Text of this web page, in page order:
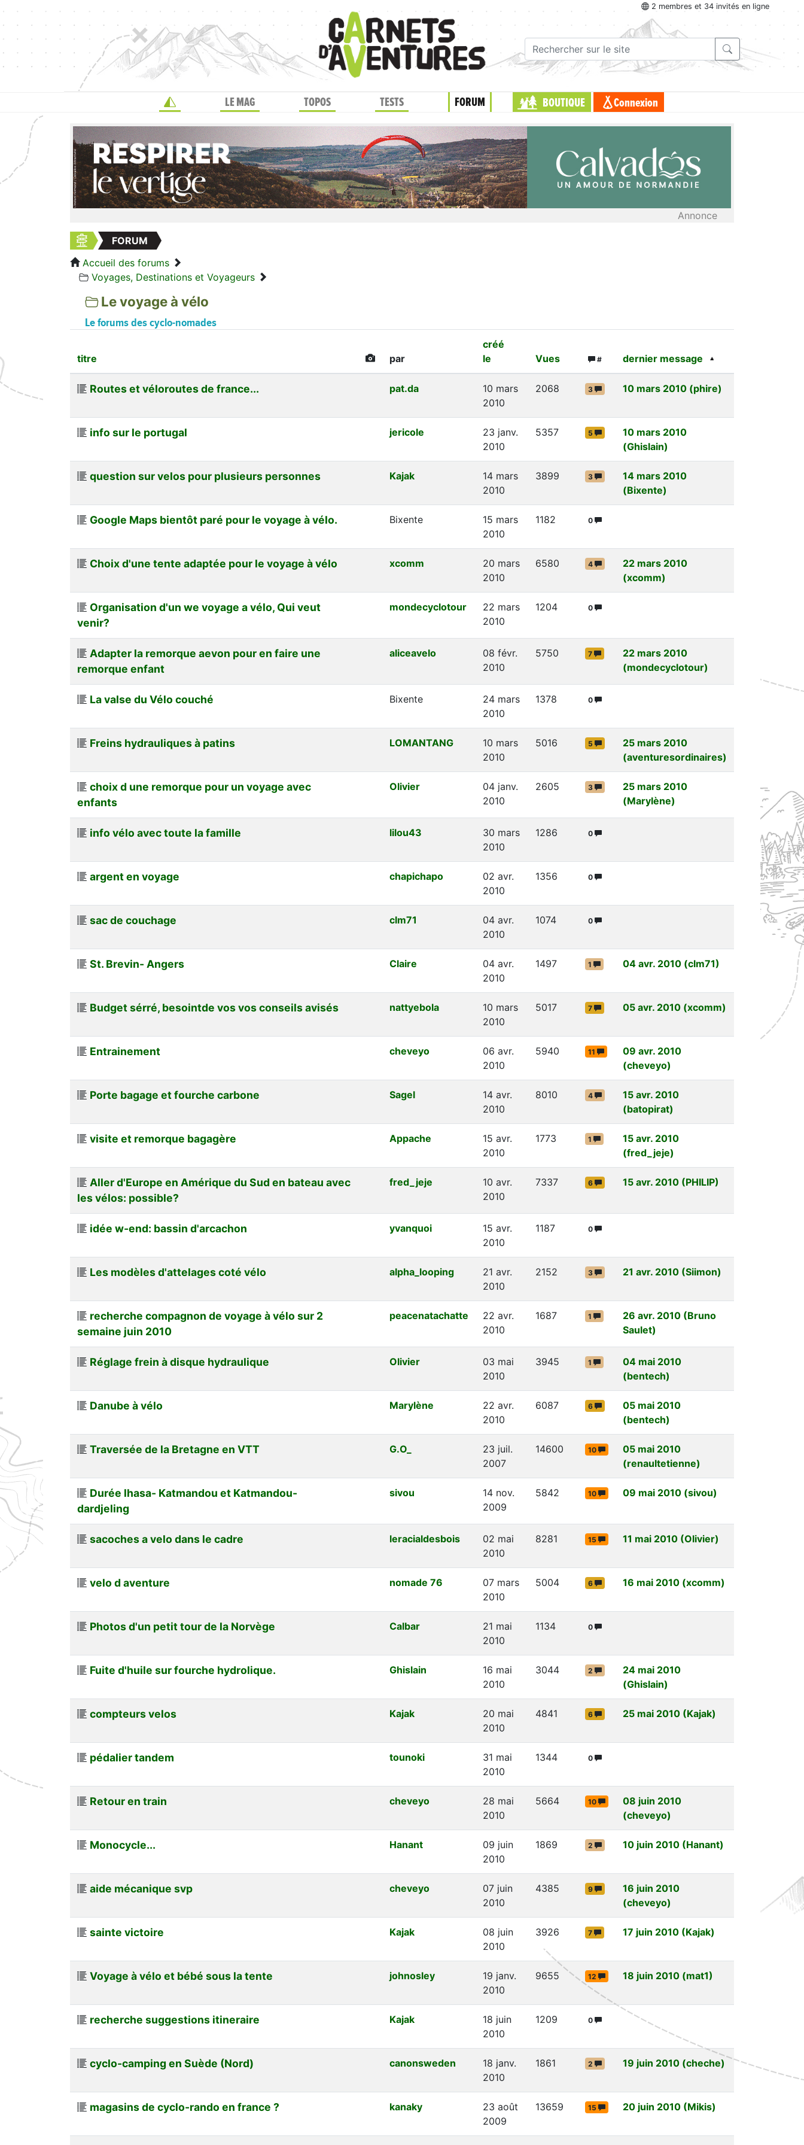
2 membres et 34 invités en ligne
LE MAG TOPOS TESTS FORUM BOUTIQUE Connexion
Annonce
FORUM
Accueil des forums
Voyages, Destinations et Voyageurs
Le voyage à vélo
Le forums des cyclo-nomades
titre par
créé
le
Vues # dernier message
Routes et véloroutes de france... pat.da
10 mars
2010
2068 3 10 mars 2010 (phire)
info sur le portugal jericole
23 janv.
2010
5357 5
10 mars 2010
(Ghislain)
question sur velos pour plusieurs personnes Kajak
14 mars
2010
3899 3
14 mars 2010
(Bixente)
Google Maps bientôt paré pour le voyage à vélo. Bixente
15 mars
2010
1182 0
Choix d'une tente adaptée pour le voyage à vélo xcomm
20 mars
2010
6580 4
22 mars 2010
(xcomm)
Organisation d'un we voyage a vélo, Qui veut
venir?
mondecyclotour
22 mars
2010
1204 0
Adapter la remorque aevon pour en faire une
remorque enfant
aliceavelo
08 févr.
2010
5750 7
22 mars 2010
(mondecyclotour)
La valse du Vélo couché Bixente
24 mars
2010
1378 0
Freins hydrauliques à patins LOMANTANG
10 mars
2010
5016 5
25 mars 2010
(aventuresordinaires)
choix d une remorque pour un voyage avec
enfants
Olivier
04 janv.
2010
2605 3
25 mars 2010
(Marylène)
info vélo avec toute la famille lilou43
30 mars
2010
1286 0
argent en voyage chapichapo
02 avr.
2010
1356 0
sac de couchage clm71
04 avr.
2010
1074 0
St. Brevin- Angers Claire
04 avr.
2010
1497 1 04 avr. 2010 (clm71)
Budget sérré, besointde vos vos conseils avisés nattyebola
10 mars
2010
5017 7 05 avr. 2010 (xcomm)
Entrainement cheveyo
06 avr.
2010
5940 11
09 avr. 2010
(cheveyo)
Porte bagage et fourche carbone Sagel
14 avr.
2010
8010 4
15 avr. 2010
(batopirat)
visite et remorque bagagère Appache
15 avr.
2010
1773 1
15 avr. 2010
(fred_jeje)
Aller d'Europe en Amérique du Sud en bateau avec
les vélos: possible?
fred_jeje
10 avr.
2010
7337 6 15 avr. 2010 (PHILIP)
idée w-end: bassin d'arcachon yvanquoi
15 avr.
2010
1187 0
Les modèles d'attelages coté vélo alpha_looping
21 avr.
2010
2152 3 21 avr. 2010 (Siimon)
recherche compagnon de voyage à vélo sur 2
semaine juin 2010
peacenatachatte
22 avr.
2010
1687 1
26 avr. 2010 (Bruno
Saulet)
Réglage frein à disque hydraulique Olivier
03 mai
2010
3945 1
04 mai 2010
(bentech)
Danube à vélo Marylène
22 avr.
2010
6087 6
05 mai 2010
(bentech)
Traversée de la Bretagne en VTT G.O_
23 juil.
2007
14600 10
05 mai 2010
(renaultetienne)
Durée lhasa- Katmandou et Katmandou-
dardjeling
sivou
14 nov.
2009
5842 10 09 mai 2010 (sivou)
sacoches a velo dans le cadre leracialdesbois
02 mai
2010
8281 15 11 mai 2010 (Olivier)
velo d aventure nomade 76
07 mars
2010
5004 6 16 mai 2010 (xcomm)
Photos d'un petit tour de la Norvège Calbar
21 mai
2010
1134 0
Fuite d'huile sur fourche hydrolique. Ghislain
16 mai
2010
3044 2
24 mai 2010
(Ghislain)
compteurs velos Kajak
20 mai
2010
4841 6 25 mai 2010 (Kajak)
pédalier tandem tounoki
31 mai
2010
1344 0
Retour en train cheveyo
28 mai
2010
5664 10
08 juin 2010
(cheveyo)
Monocycle... Hanant
09 juin
2010
1869 2 10 juin 2010 (Hanant)
aide mécanique svp cheveyo
07 juin
2010
4385 9
16 juin 2010
(cheveyo)
sainte victoire Kajak
08 juin
2010
3926 7 17 juin 2010 (Kajak)
Voyage à vélo et bébé sous la tente johnosley
19 janv.
2010
9655 12 18 juin 2010 (mat1)
recherche suggestions itineraire Kajak
18 juin
2010
1209 0
cyclo-camping en Suède (Nord) canonsweden
18 janv.
2010
1861 2 19 juin 2010 (cheche)
magasins de cyclo-rando en france ? kanaky
23 août
2009
13659 15 20 juin 2010 (Mikis)